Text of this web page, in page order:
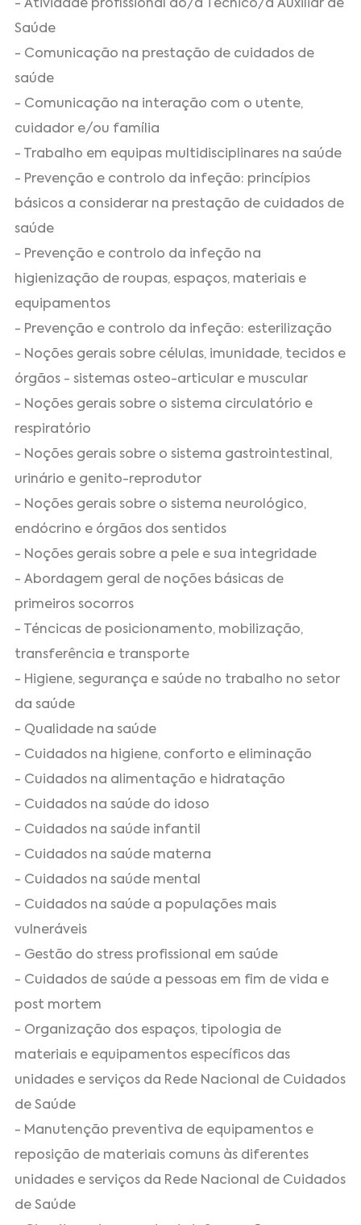
- Atividade profissional do/a Técnico/a Auxiliar de
Saúde
- Comunicação na prestação de cuidados de
saúde
- Comunicação na interação com o utente,
cuidador e/ou família
- Trabalho em equipas multidisciplinares na saúde
- Prevenção e controlo da infeção: princípios
básicos a considerar na prestação de cuidados de
saúde
- Prevenção e controlo da infeção na
higienização de roupas, espaços, materiais e
equipamentos
- Prevenção e controlo da infeção: esterilização
- Noções gerais sobre células, imunidade, tecidos e
órgãos - sistemas osteo-articular e muscular
- Noções gerais sobre o sistema circulatório e
respiratório
- Noções gerais sobre o sistema gastrointestinal,
urinário e genito-reprodutor
- Noções gerais sobre o sistema neurológico,
endócrino e órgãos dos sentidos
- Noções gerais sobre a pele e sua integridade
- Abordagem geral de noções básicas de
primeiros socorros
- Téncicas de posicionamento, mobilização,
transferência e transporte
- Higiene, segurança e saúde no trabalho no setor
da saúde
- Qualidade na saúde
- Cuidados na higiene, conforto e eliminação
- Cuidados na alimentação e hidratação
- Cuidados na saúde do idoso
- Cuidados na saúde infantil
- Cuidados na saúde materna
- Cuidados na saúde mental
- Cuidados na saúde a populações mais
vulneráveis
- Gestão do stress profissional em saúde
- Cuidados de saúde a pessoas em fim de vida e
post mortem
- Organização dos espaços, tipologia de
materiais e equipamentos específicos das
unidades e serviços da Rede Nacional de Cuidados
de Saúde
- Manutenção preventiva de equipamentos e
reposição de materiais comuns às diferentes
unidades e serviços da Rede Nacional de Cuidados
de Saúde